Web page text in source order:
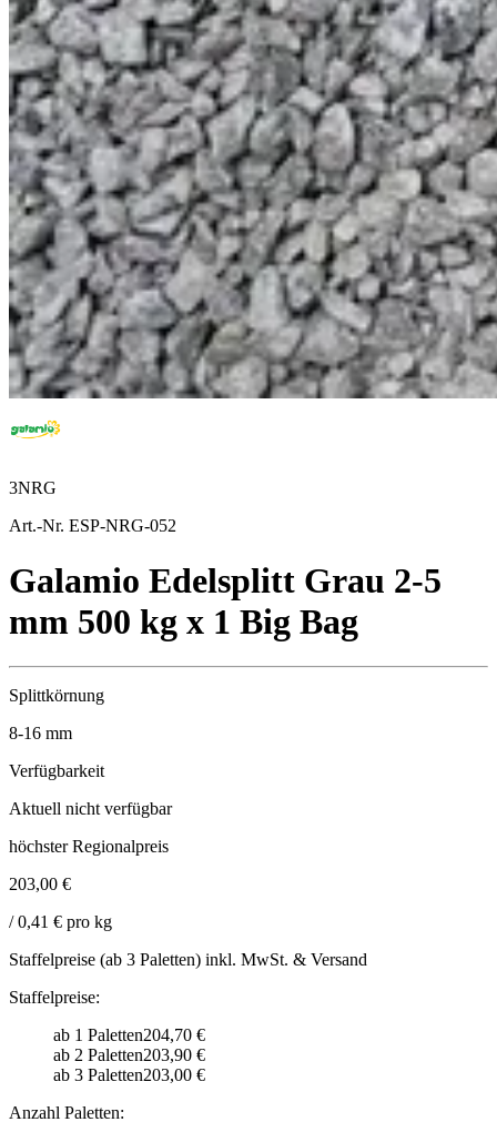
3NRG
Art.-Nr. ESP-NRG-052
Galamio Edelsplitt Grau 2-5
mm 500 kg x 1 Big Bag
Splittkörnung
8-16 mm
Verfügbarkeit
Aktuell nicht verfügbar
höchster Regionalpreis
203,00 €
/ 0,41 € pro kg
Staffelpreise (ab 3 Paletten) inkl. MwSt. & Versand
Staffelpreise:
ab 1 Paletten204,70 €
ab 2 Paletten203,90 €
ab 3 Paletten203,00 €
Anzahl Paletten: